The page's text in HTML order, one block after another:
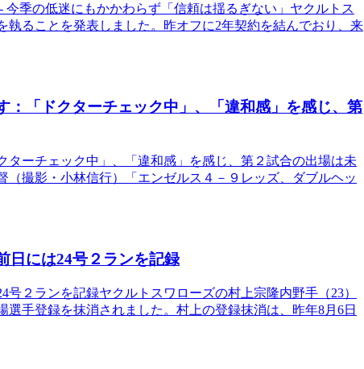
季の低迷にもかかわらず「信頼は揺るぎない」ヤクルトス
執ることを発表しました。昨オフに2年契約を結んでおり、来
「ドクターチェック中」、「違和感」を感じ、第
ーチェック中」、「違和感」を感じ、第２試合の出場は未
撮影・小林信行）「エンゼルス４－９レッズ、ダブルヘッ
日には24号２ランを記録
２ランを記録ヤクルトスワローズの村上宗隆内野手（23）
手登録を抹消されました。村上の登録抹消は、昨年8月6日